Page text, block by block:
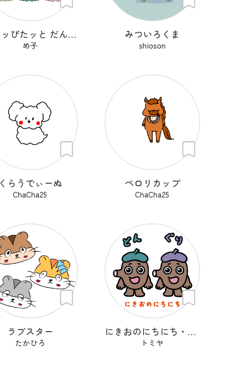
もちッぴたッと だんごうお
め子
みついろくま
shioson
くらうでぃーぬ
ChaCha25
ペロリカップ
ChaCha25
ラブスター
たかひろ
にきおのにちにち・どん＆ぐり
トミヤ